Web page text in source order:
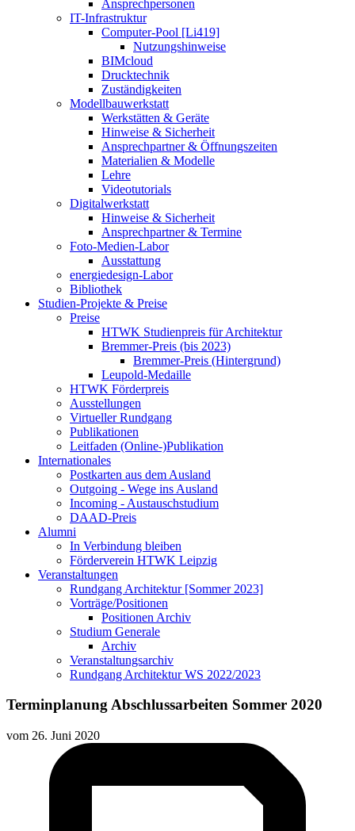
Ansprechpersonen
IT-Infrastruktur
Computer-Pool [Li419]
Nutzungshinweise
BIMcloud
Drucktechnik
Zuständigkeiten
Modellbauwerkstatt
Werkstätten & Geräte
Hinweise & Sicherheit
Ansprechpartner & Öffnungszeiten
Materialien & Modelle
Lehre
Videotutorials
Digitalwerkstatt
Hinweise & Sicherheit
Ansprechpartner & Termine
Foto-Medien-Labor
Ausstattung
energiedesign-Labor
Bibliothek
Studien-Projekte & Preise
Preise
HTWK Studienpreis für Architektur
Bremmer-Preis (bis 2023)
Bremmer-Preis (Hintergrund)
Leupold-Medaille
HTWK Förderpreis
Ausstellungen
Virtueller Rundgang
Publikationen
Leitfaden (Online-)Publikation
Internationales
Postkarten aus dem Ausland
Outgoing - Wege ins Ausland
Incoming - Austauschstudium
DAAD-Preis
Alumni
In Verbindung bleiben
Förderverein HTWK Leipzig
Veranstaltungen
Rundgang Architektur [Sommer 2023]
Vorträge/Positionen
Positionen Archiv
Studium Generale
Archiv
Veranstaltungsarchiv
Rundgang Architektur WS 2022/2023
Terminplanung Abschlussarbeiten Sommer 2020
vom 26. Juni 2020